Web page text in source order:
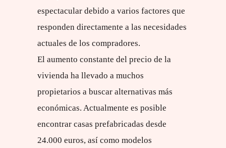
espectacular debido a varios factores que
responden directamente a las necesidades
actuales de los compradores.
El aumento constante del precio de la
vivienda ha llevado a muchos
propietarios a buscar alternativas más
económicas. Actualmente es posible
encontrar casas prefabricadas desde
24.000 euros, así como modelos